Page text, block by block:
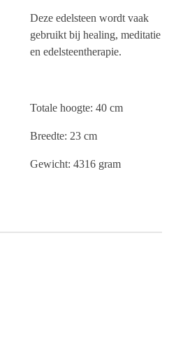
Deze edelsteen wordt vaak
gebruikt bij healing, meditatie
en edelsteentherapie.
Totale hoogte: 40 cm
Breedte: 23 cm
Gewicht: 4316 gram